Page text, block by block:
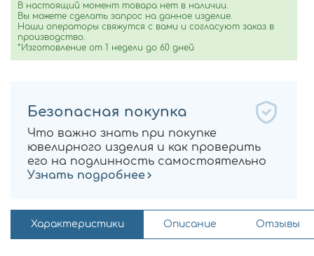
В настоящий момент товара нет в наличии.
Вы можете сделать запрос на данное изделие.
Наши операторы свяжутся с вами и согласуют заказ в
производство.
*Изготовление от 1 недели до 60 дней
Безопасная покупка
Что важно знать при покупке
ювелирного изделия и как проверить
его на подлинность самостоятельно
Узнать подробнее
Характеристики Описание Отзывы